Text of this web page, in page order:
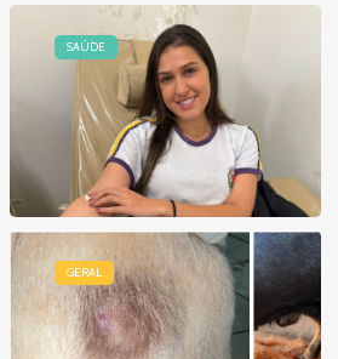
SAÚDE
GERAL